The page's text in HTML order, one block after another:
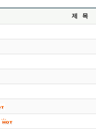
제 목